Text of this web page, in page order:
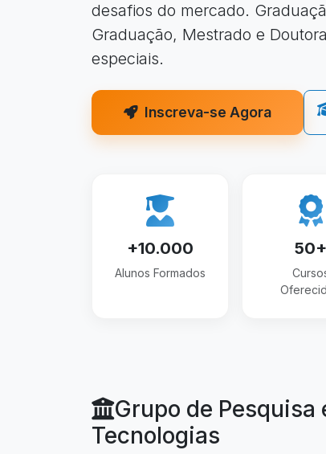
desafios do mercado.
Graduação, Mestrado e
especiais.
Inscreva-se Agora
+10.000
Alunos Formados
50+
Grupo de Pesquisa
Tecnologias